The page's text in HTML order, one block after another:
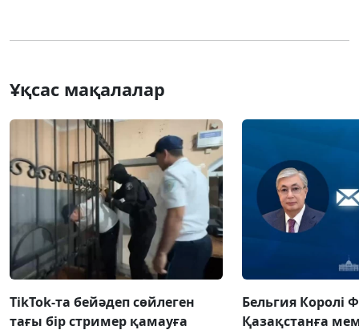
Ұқсас мақалалар
TikTok-та бейәдеп сөйлеген
тағы бір стример қамауға
Бельгия Королі
Қазақстанға